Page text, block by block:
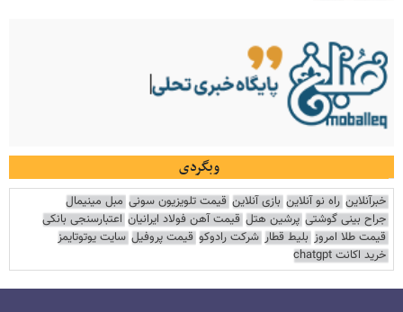
وبگردی
خبرآنلاین راه نو آنلاین بازی آنلاین قیمت تلویزیون سونی مبل مینیمال
جراح بینی گوشتی پرشین هتل قیمت آهن فولاد ایرانیان اعتبارسنجی بانکی
قیمت طلا امروز بلیط قطار شرکت رادوکو قیمت پروفیل سایت یوتوتایمز
خرید اکانت chatgpt